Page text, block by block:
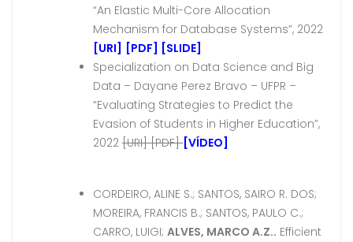
“An Elastic Multi-Core Allocation
Mechanism for Database Systems”, 2022
[URI] [PDF] [SLIDE]
Specialization on Data Science and Big
Data – Dayane Perez Bravo – UFPR –
“Evaluating Strategies to Predict the
Evasion of Students in Higher Education”,
2022 [URI] [PDF] [VÍDEO]
CORDEIRO, ALINE S.; SANTOS, SAIRO R. DOS;
MOREIRA, FRANCIS B.; SANTOS, PAULO C.;
CARRO, LUIGI; ALVES, MARCO A.Z.. Efficient